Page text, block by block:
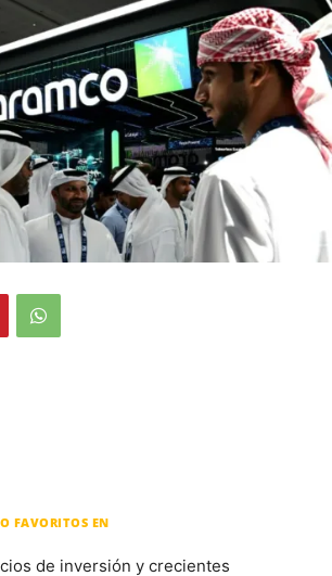
FAVORITOS EN
de inversión y crecientes